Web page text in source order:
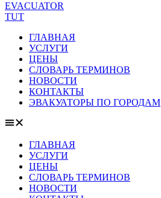
EVACUATOR
TUT
ГЛАВНАЯ
УСЛУГИ
ЦЕНЫ
СЛОВАРЬ ТЕРМИНОВ
НОВОСТИ
КОНТАКТЫ
ЭВАКУАТОРЫ ПО ГОРОДАМ
ГЛАВНАЯ
УСЛУГИ
ЦЕНЫ
СЛОВАРЬ ТЕРМИНОВ
НОВОСТИ